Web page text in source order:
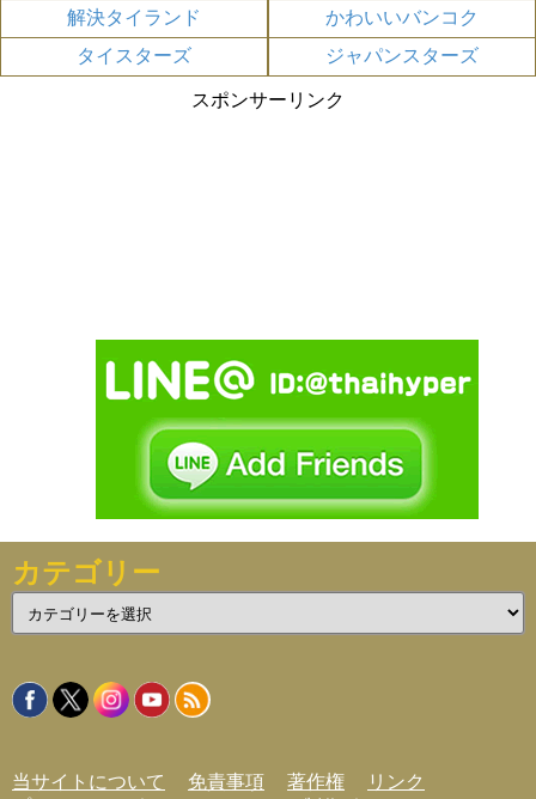
解決タイランド
かわいいバンコク
タイスターズ
ジャパンスターズ
スポンサーリンク
カテゴリー
テ
リ
ー
当サイトについて 免責事項 著作権
リンク